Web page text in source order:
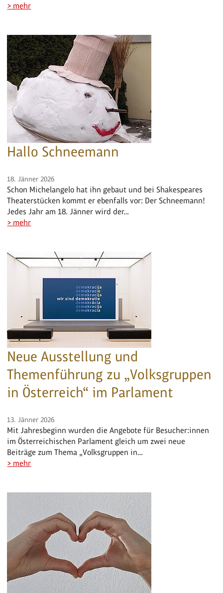
> mehr
Hallo Schneemann
18. Jänner 2026
Schon Michelangelo hat ihn gebaut und bei Shakespeares
Theaterstücken kommt er ebenfalls vor: Der Schneemann!
Jedes Jahr am 18. Jänner wird der…
> mehr
Neue Ausstellung und
Themenführung zu „Volksgruppen
in Österreich“ im Parlament
13. Jänner 2026
Mit Jahresbeginn wurden die Angebote für Besucher:innen
im Österreichischen Parlament gleich um zwei neue
Beiträge zum Thema „Volksgruppen in…
> mehr